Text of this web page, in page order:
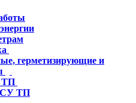
герметизирующие и
ТП
ТП